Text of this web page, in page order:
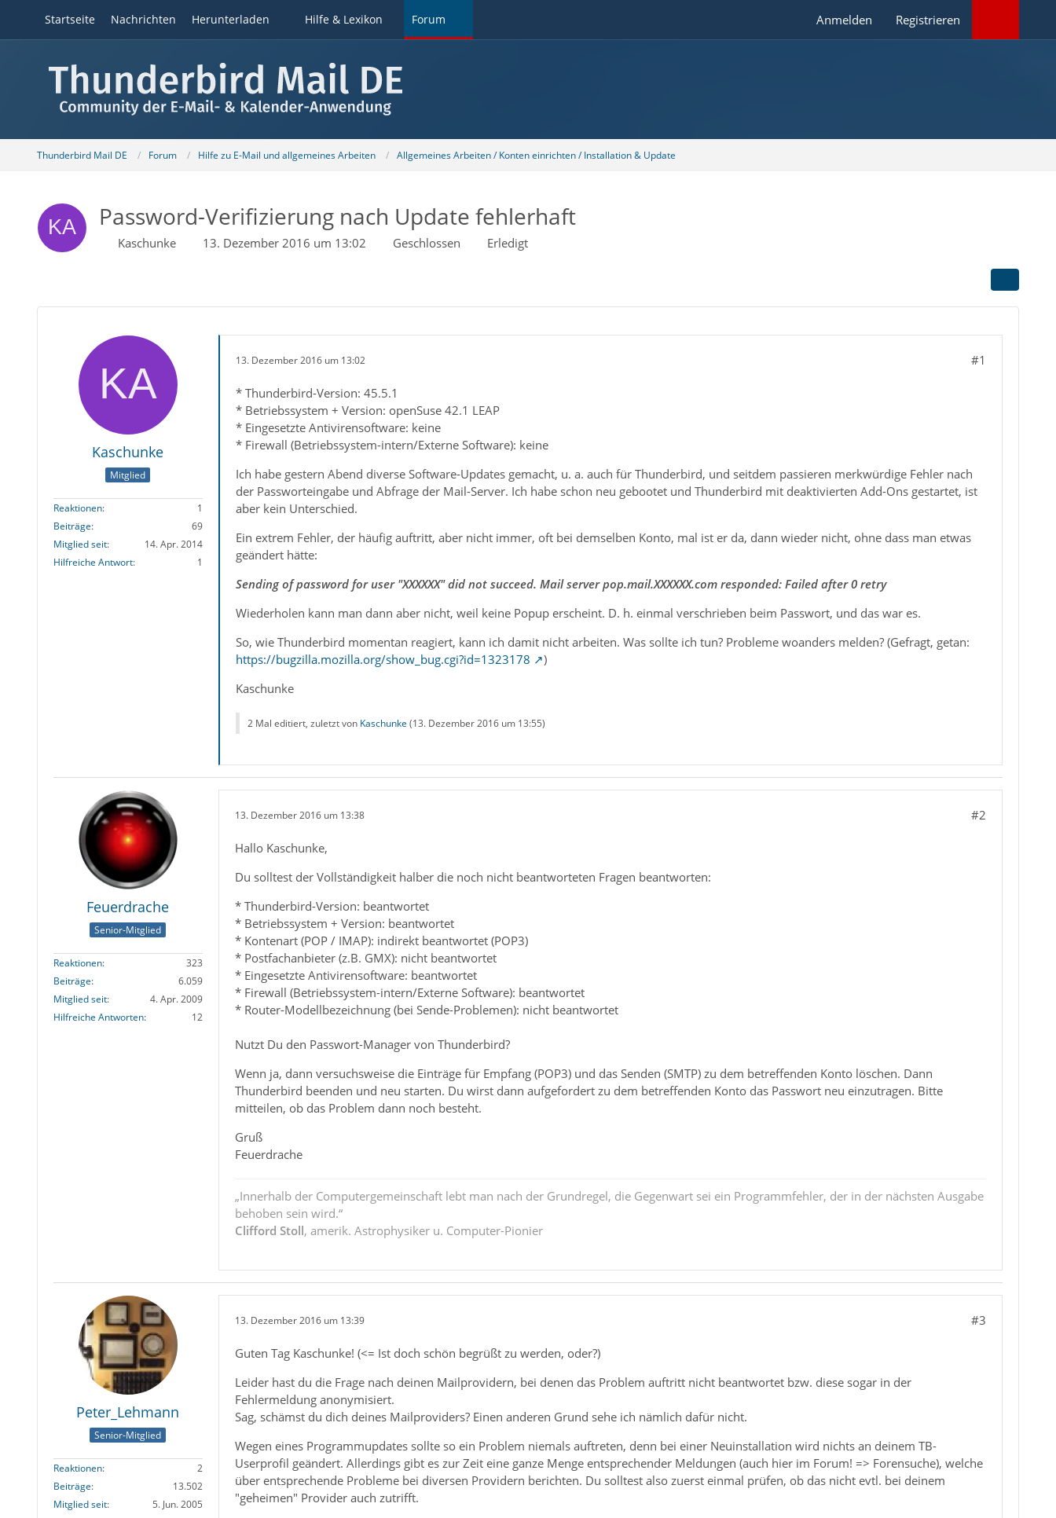
Startseite Nachrichten Herunterladen Hilfe & Lexikon Forum Anmelden Registrieren
Thunderbird Mail DE Forum Hilfe zu E-Mail und allgemeines Arbeiten Allgemeines Arbeiten / Konten einrichten / Installation & Update
Password-Verifizierung nach Update fehlerhaft
Kaschunke 13. Dezember 2016 um 13:02 Geschlossen Erledigt
Kaschunke
Mitglied
Reaktionen
1
Beiträge
69
Mitglied seit
14. Apr. 2014
Hilfreiche Antwort
1
13. Dezember 2016 um 13:02 #1
* Thunderbird-Version: 45.5.1
* Betriebssystem + Version: openSuse 42.1 LEAP
* Eingesetzte Antivirensoftware: keine
* Firewall (Betriebssystem-intern/Externe Software): keine
Ich habe gestern Abend diverse Software-Updates gemacht, u. a. auch für Thunderbird, und seitdem passieren merkwürdige Fehler nach
der Passworteingabe und Abfrage der Mail-Server. Ich habe schon neu gebootet und Thunderbird mit deaktivierten Add-Ons gestartet, ist
aber kein Unterschied.
Ein extrem Fehler, der häufig auftritt, aber nicht immer, oft bei demselben Konto, mal ist er da, dann wieder nicht, ohne dass man etwas
geändert hätte:
Sending of password for user "XXXXXX" did not succeed. Mail server pop.mail.XXXXXX.com responded: Failed after 0 retry
Wiederholen kann man dann aber nicht, weil keine Popup erscheint. D. h. einmal verschrieben beim Passwort, und das war es.
So, wie Thunderbird momentan reagiert, kann ich damit nicht arbeiten. Was sollte ich tun? Probleme woanders melden? (Gefragt, getan:
https://bugzilla.mozilla.org/show_bug.cgi?id=1323178
)
Kaschunke
2 Mal editiert, zuletzt von Kaschunke (13. Dezember 2016 um 13:55)
Feuerdrache
Senior-Mitglied
Reaktionen
323
Beiträge
6.059
Mitglied seit
4. Apr. 2009
Hilfreiche Antworten
12
13. Dezember 2016 um 13:38 #2
Hallo Kaschunke,
Du solltest der Vollständigkeit halber die noch nicht beantworteten Fragen beantworten:
* Thunderbird-Version: beantwortet
* Betriebssystem + Version: beantwortet
* Kontenart (POP / IMAP): indirekt beantwortet (POP3)
* Postfachanbieter (z.B. GMX): nicht beantwortet
* Eingesetzte Antivirensoftware: beantwortet
* Firewall (Betriebssystem-intern/Externe Software): beantwortet
* Router-Modellbezeichnung (bei Sende-Problemen): nicht beantwortet
Nutzt Du den Passwort-Manager von Thunderbird?
Wenn ja, dann versuchsweise die Einträge für Empfang (POP3) und das Senden (SMTP) zu dem betreffenden Konto löschen. Dann
Thunderbird beenden und neu starten. Du wirst dann aufgefordert zu dem betreffenden Konto das Passwort neu einzutragen. Bitte
mitteilen, ob das Problem dann noch besteht.
Gruß
Feuerdrache
„Innerhalb der Computergemeinschaft lebt man nach der Grundregel, die Gegenwart sei ein Programmfehler, der in der nächsten Ausgabe
behoben sein wird.“
Clifford Stoll, amerik. Astrophysiker u. Computer-Pionier
Peter_Lehmann
Senior-Mitglied
Reaktionen
2
Beiträge
13.502
Mitglied seit
5. Jun. 2005
13. Dezember 2016 um 13:39 #3
Guten Tag Kaschunke! (<= Ist doch schön begrüßt zu werden, oder?)
Leider hast du die Frage nach deinen Mailprovidern, bei denen das Problem auftritt nicht beantwortet bzw. diese sogar in der
Fehlermeldung anonymisiert.
Sag, schämst du dich deines Mailproviders? Einen anderen Grund sehe ich nämlich dafür nicht.
Wegen eines Programmupdates sollte so ein Problem niemals auftreten, denn bei einer Neuinstallation wird nichts an deinem TB-
Userprofil geändert. Allerdings gibt es zur Zeit eine ganze Menge entsprechender Meldungen (auch hier im Forum! => Forensuche), welche
über entsprechende Probleme bei diversen Providern berichten. Du solltest also zuerst einmal prüfen, ob das nicht evtl. bei deinem
"geheimen" Provider auch zutrifft.